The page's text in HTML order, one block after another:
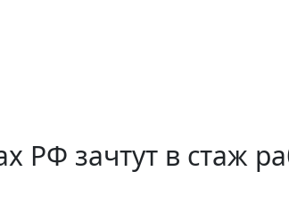
РФ зачтут в стаж